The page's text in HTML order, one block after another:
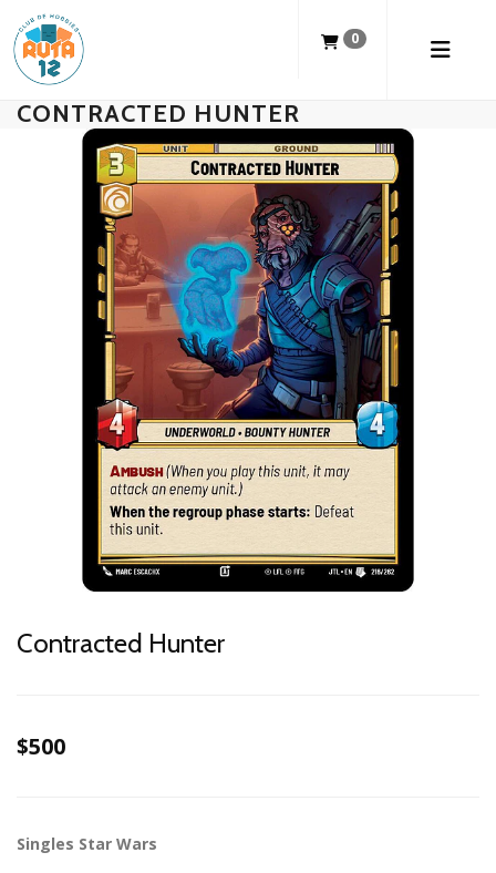
0
CONTRACTED HUNTER
Contracted Hunter
$500
Singles Star Wars